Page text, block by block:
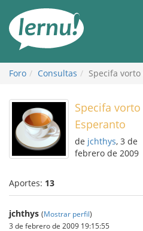
Foro Consultas Specifa
Specifa vorto
Esperanto
de jchthys, 3 de
febrero de 2009
Aportes: 13
jchthys (Mostrar perfil)
3 de febrero de 2009 19:15:55